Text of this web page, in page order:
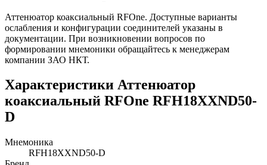
Аттенюатор коаксиальный RFOne. Доступные варианты
ослабления и конфигурации соединителей указаны в
документации. При возникновении вопросов по
формировании мнемоники обращайтесь к менеджерам
компании ЗАО НКТ.
Характеристики Аттенюатор
коаксиальный RFOne RFH18XXND50-
D
Мнемоника
RFH18XXND50-D